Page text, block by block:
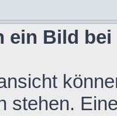
ein Bild
stehen.